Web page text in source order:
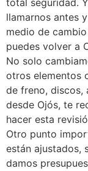
total seguridad.
llamarnos antes
medio de
puedes volver a
No solo
otros elementos
de freno, discos,
desde Ojós, te
hacer esta
Otro punto
están ajustados,
damos